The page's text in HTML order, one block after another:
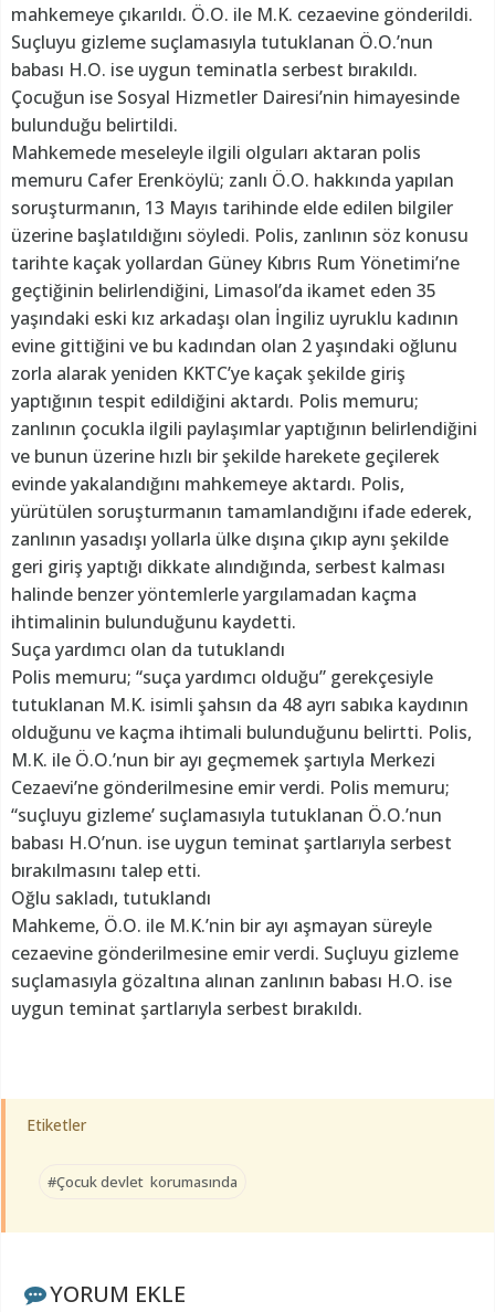
mahkemeye çıkarıldı. Ö.O. ile M.K. cezaevine gönderildi.
Suçluyu gizleme suçlamasıyla tutuklanan Ö.O.’nun
babası H.O. ise uygun teminatla serbest bırakıldı.
Çocuğun ise Sosyal Hizmetler Dairesi’nin himayesinde
bulunduğu belirtildi.
Mahkemede meseleyle ilgili olguları aktaran polis
memuru Cafer Erenköylü; zanlı Ö.O. hakkında yapılan
soruşturmanın, 13 Mayıs tarihinde elde edilen bilgiler
üzerine başlatıldığını söyledi. Polis, zanlının söz konusu
tarihte kaçak yollardan Güney Kıbrıs Rum Yönetimi’ne
geçtiğinin belirlendiğini, Limasol’da ikamet eden 35
yaşındaki eski kız arkadaşı olan İngiliz uyruklu kadının
evine gittiğini ve bu kadından olan 2 yaşındaki oğlunu
zorla alarak yeniden KKTC’ye kaçak şekilde giriş
yaptığının tespit edildiğini aktardı. Polis memuru;
zanlının çocukla ilgili paylaşımlar yaptığının belirlendiğini
ve bunun üzerine hızlı bir şekilde harekete geçilerek
evinde yakalandığını mahkemeye aktardı. Polis,
yürütülen soruşturmanın tamamlandığını ifade ederek,
zanlının yasadışı yollarla ülke dışına çıkıp aynı şekilde
geri giriş yaptığı dikkate alındığında, serbest kalması
halinde benzer yöntemlerle yargılamadan kaçma
ihtimalinin bulunduğunu kaydetti.
Suça yardımcı olan da tutuklandı
Polis memuru; “suça yardımcı olduğu” gerekçesiyle
tutuklanan M.K. isimli şahsın da 48 ayrı sabıka kaydının
olduğunu ve kaçma ihtimali bulunduğunu belirtti. Polis,
M.K. ile Ö.O.’nun bir ayı geçmemek şartıyla Merkezi
Cezaevi’ne gönderilmesine emir verdi. Polis memuru;
“suçluyu gizleme’ suçlamasıyla tutuklanan Ö.O.’nun
babası H.O’nun. ise uygun teminat şartlarıyla serbest
bırakılmasını talep etti.
Oğlu sakladı, tutuklandı
Mahkeme, Ö.O. ile M.K.’nin bir ayı aşmayan süreyle
cezaevine gönderilmesine emir verdi. Suçluyu gizleme
suçlamasıyla gözaltına alınan zanlının babası H.O. ise
uygun teminat şartlarıyla serbest bırakıldı.
Etiketler
#Çocuk devlet korumasında
YORUM EKLE